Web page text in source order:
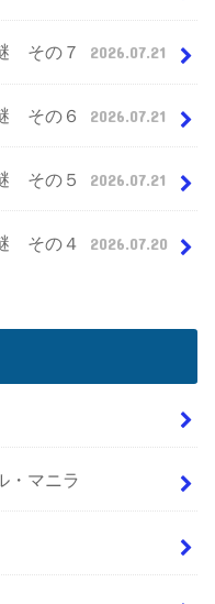
その７ 2026.07.21
その６ 2026.07.21
その５ 2026.07.21
その４ 2026.07.20
・マニラ